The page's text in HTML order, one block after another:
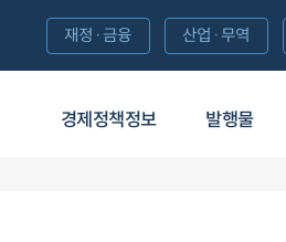
경제정책정보 발행물
재정·금융 산업·무역